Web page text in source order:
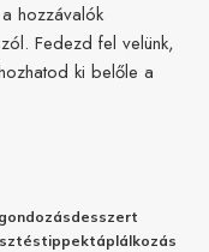
hozzávalók
Fedezd fel velünk,
ki belőle a
gondozásdesszert
tippektáplálkozás